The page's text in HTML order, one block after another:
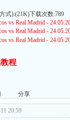
式):(21K)下载次数:789
vs Real Madrid -
vs Real Madrid -
vs Real Madrid -
程
分享
20:59